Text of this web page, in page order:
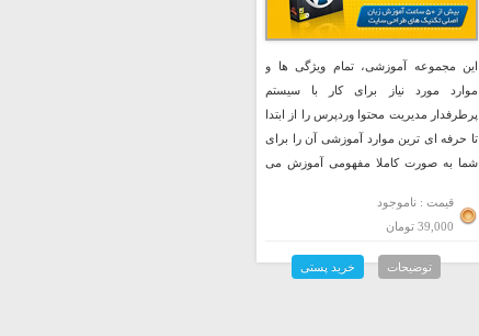
این مجموعه آموزشی، تمام ویژگی ها و
موارد مورد نیاز برای کار با سیستم
پرطرفدار مدیریت محتوا وردپرس را از ابتدا
تا حرفه ای ترین موارد آموزشی آن را برای
شما به صورت کاملا مفهومی آموزش می
قیمت : ناموجود
39,000 تومان
توضیحات
خرید پستی